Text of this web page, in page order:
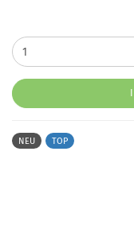
NEU TOP